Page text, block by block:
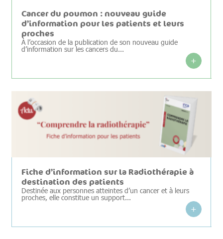
Cancer du poumon : nouveau guide
d’information pour les patients et leurs
proches
À l’occasion de la publication de son nouveau guide
d’information sur les cancers du...
+
Fiche d’information sur la Radiothérapie à
destination des patients
Destinée aux personnes atteintes d’un cancer et à leurs
proches, elle constitue un support...
+